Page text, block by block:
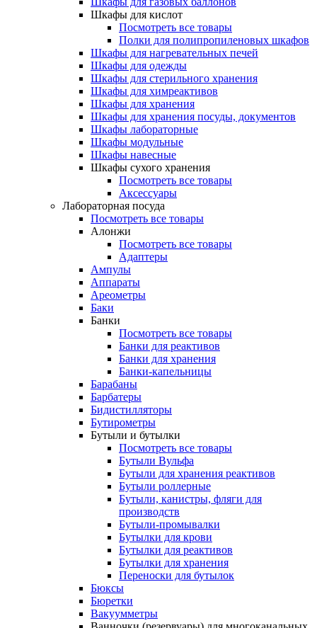
Шкафы для кислот
Посмотреть все товары
Полки для полипропиленовых шкафов
Шкафы для нагревательных печей
Шкафы для одежды
Шкафы для стерильного хранения
Шкафы для химреактивов
Шкафы для хранения
Шкафы для хранения посуды, документов
Шкафы лабораторные
Шкафы модульные
Шкафы навесные
Шкафы сухого хранения
Посмотреть все товары
Аксессуары
Лабораторная посуда
Посмотреть все товары
Алонжи
Посмотреть все товары
Адаптеры
Ампулы
Аппараты
Ареометры
Баки
Банки
Посмотреть все товары
Банки для реактивов
Банки для хранения
Банки-капельницы
Барабаны
Барбатеры
Бидистилляторы
Бутирометры
Бутыли и бутылки
Посмотреть все товары
Бутыли Вульфа
Бутыли для хранения реактивов
Бутыли роллерные
Бутыли, канистры, фляги для
производств
Бутыли-промывалки
Бутылки для крови
Бутылки для реактивов
Бутылки для хранения
Переноски для бутылок
Бюксы
Бюретки
Вакуумметры